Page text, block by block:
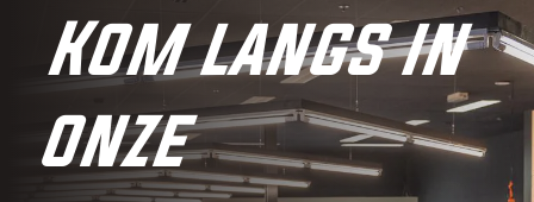
Kom langs in
onze